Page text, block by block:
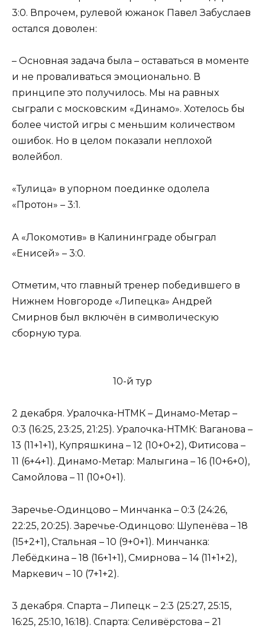
3:0. Впрочем, рулевой южанок Павел Забуслаев
остался доволен:
– Основная задача была – оставаться в моменте
и не проваливаться эмоционально. В
принципе это получилось. Мы на равных
сыграли с московским «Динамо». Хотелось бы
более чистой игры с меньшим количеством
ошибок. Но в целом показали неплохой
волейбол.
«Тулица» в упорном поединке одолела
«Протон» – 3:1.
А «Локомотив» в Калининграде обыграл
«Енисей» – 3:0.
Отметим, что главный тренер победившего в
Нижнем Новгороде «Липецка» Андрей
Смирнов был включён в символическую
сборную тура.
10-й тур
2 декабря. Уралочка-НТМК – Динамо-Метар –
0:3 (16:25, 23:25, 21:25). Уралочка-НТМК: Ваганова –
13 (11+1+1), Купряшкина – 12 (10+0+2), Фитисова –
11 (6+4+1). Динамо-Метар: Малыгина – 16 (10+6+0),
Самойлова – 11 (10+0+1).
Заречье-Одинцово – Минчанка – 0:3 (24:26,
22:25, 20:25). Заречье-Одинцово: Шупенёва – 18
(15+2+1), Стальная – 10 (9+0+1). Минчанка:
Лебёдкина – 18 (16+1+1), Смирнова – 14 (11+1+2),
Маркевич – 10 (7+1+2).
3 декабря. Спарта – Липецк – 2:3 (25:27, 25:15,
16:25, 25:10, 16:18). Спарта: Селивёрстова – 21